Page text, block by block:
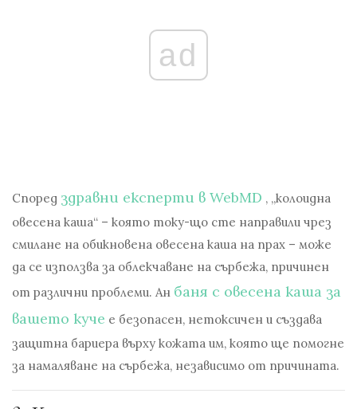
ad
Според здравни експерти в WebMD , „колоидна
овесена каша“ – която току-що сте направили чрез
смилане на обикновена овесена каша на прах – може
да се използва за облекчаване на сърбежа, причинен
от различни проблеми. Ан баня с овесена каша за
вашето куче е безопасен, нетоксичен и създава
защитна бариера върху кожата им, която ще помогне
за намаляване на сърбежа, независимо от причината.